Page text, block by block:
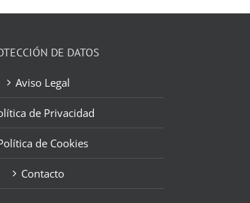
DE DATOS
Aviso Legal
de Privacidad
de Cookies
Contacto